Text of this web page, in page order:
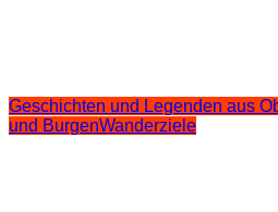
Geschichten und Legenden aus
und BurgenWanderziele